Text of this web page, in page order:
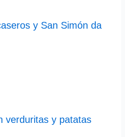
y San Simón da
verduritas y patatas